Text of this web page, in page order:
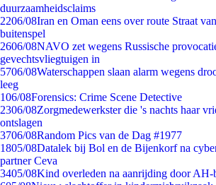
duurzaamheidsclaims
2206/08Iran en Oman eens over route Straat
buitenspel
2606/08NAVO zet wegens Russische
gevechtsvliegtuigen in
5706/08Waterschappen slaan alarm wegens
leeg
106/08Forensics: Crime Scene Detective
2306/08Zorgmedewerkster die 's nachts haar
ontslagen
3706/08Random Pics van de Dag #1977
1805/08Datalek bij Bol en de Bijenkorf na
partner Ceva
3405/08Kind overleden na aanrijding door AH-